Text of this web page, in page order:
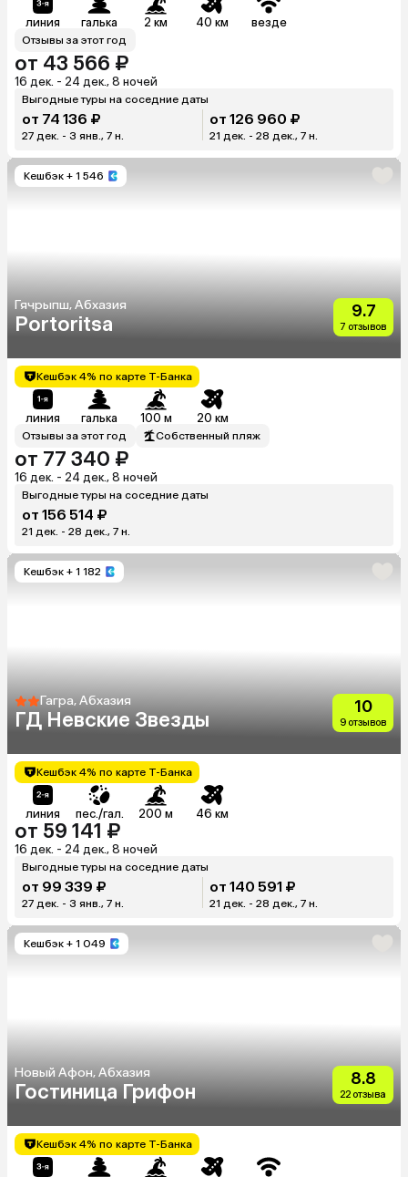
линия галька 2 км 40 км везде
Отзывы за этот год
от 43 566 ₽
16 дек. - 24 дек., 8 ночей
Выгодные туры на соседние даты
от 74 136 ₽
27 дек. - 3 янв., 7 н.
от 126 960 ₽
21 дек. - 28 дек., 7 н.
Кешбэк + 1 546
Гячрыпш, Абхазия
Portoritsa
9.7
7 отзывов
Кешбэк 4% по карте Т-Банка
линия галька 100 м 20 км
Отзывы за этот год Собственный пляж
от 77 340 ₽
16 дек. - 24 дек., 8 ночей
Выгодные туры на соседние даты
от 156 514 ₽
21 дек. - 28 дек., 7 н.
Кешбэк + 1 182
Гагра, Абхазия
ГД Невские Звезды
10
9 отзывов
Кешбэк 4% по карте Т-Банка
линия пес./гал. 200 м 46 км
от 59 141 ₽
16 дек. - 24 дек., 8 ночей
Выгодные туры на соседние даты
от 99 339 ₽
27 дек. - 3 янв., 7 н.
от 140 591 ₽
21 дек. - 28 дек., 7 н.
Кешбэк + 1 049
Новый Афон, Абхазия
Гостиница Грифон
8.8
22 отзыва
Кешбэк 4% по карте Т-Банка